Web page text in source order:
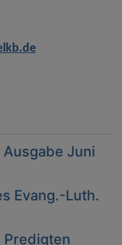
Juni
Evang.-Luth.